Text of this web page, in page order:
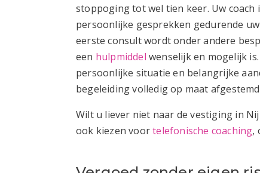
stoppoging tot wel tien keer. Uw coach
persoonlijke gesprekken gedurende
eerste consult wordt onder andere
een hulpmiddel wenselijk en mogelijk
persoonlijke situatie en belangrijke
begeleiding volledig op maat
Wilt u liever niet naar de vestiging in
ook kiezen voortelefonische coaching,